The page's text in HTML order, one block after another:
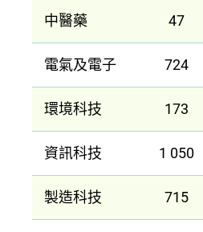
中醫藥 47
電氣及電子 724
環境科技 173
資訊科技 1 050
製造科技 715